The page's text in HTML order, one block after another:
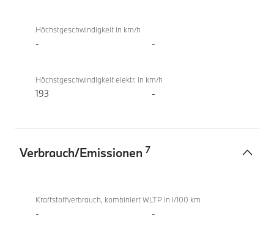
Höchstgeschwindigkeit in km/h
- -
Höchstgeschwindigkeit elektr. in km/h
193 -
Verbrauch/Emissionen 7
eDrive40
Touring
Kraftstoffverbrauch, kombiniert WLTP in l/100 km
- -